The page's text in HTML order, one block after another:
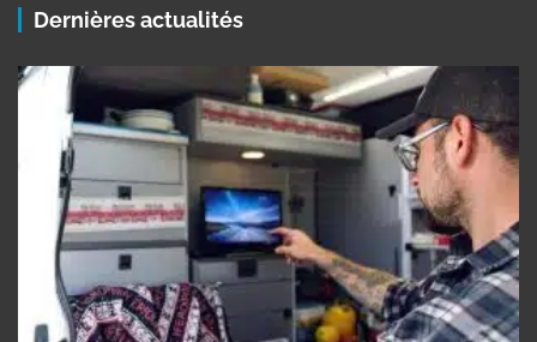
Dernières actualités